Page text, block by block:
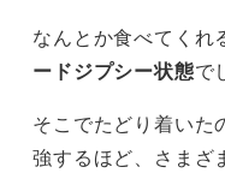
なんとか食べてくれ
ードジプシー状態で
そこでたどり着いた
強するほど、さまざ